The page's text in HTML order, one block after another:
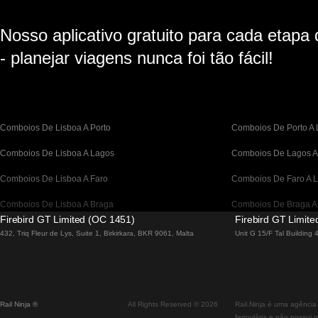
Nosso aplicativo gratuito para cada etapa
- planejar viagens nunca foi tão fácil!
Comboios De Lisboa A Porto Comboios De Porto A
Comboios De Lisboa A Lagos Comboios De Lagos
Comboios De Lisboa A Faro Comboios De Faro A
Comboios De Lisboa A Braga Comboios De Braga
Comboios De Barcelona A Madrid Comboios De Madrid
Comboios De Madrid A Sevilha Comboios De Sevilha
Firebird GT Limited (OC 1451)
432, Triq Fleur de Lys, Suite 1, Birkirkara, BKR 9061, Malta
Firebird GT
Unit G 15/F Tal Building
Rail Ninja ® All Rights Reserved © 2026
Rail.Ninja é uma